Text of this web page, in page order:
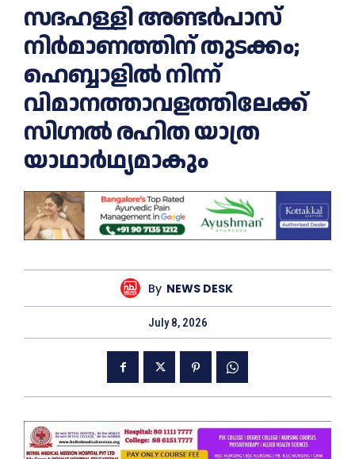
സദഹള്ളി അണ്ടർപാസ്
നിർമാണത്തിന് തുടക്കം;
ഹെബ്ബാളിൽ നിന്ന്
വിമാനത്താവളത്തിലേക്ക്
സിഗ്നൽ രഹിത യാത്ര
യാഥാർഥ്യമാകും
By NEWS DESK
July 8, 2026